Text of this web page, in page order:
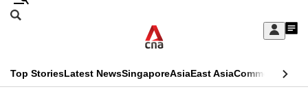
Skip
Sign
My
menu
Search
CNAR
Top StoriesLatest NewsSingaporeAsiaEast AsiaCommentary
This